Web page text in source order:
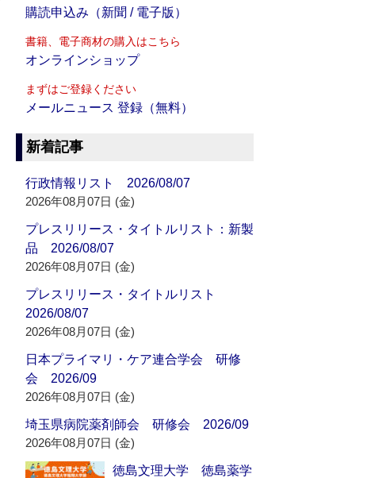
購読申込み（新聞 / 電子版）
書籍、電子商材の購入はこちら
オンラインショップ
まずはご登録ください
メールニュース 登録（無料）
新着記事
行政情報リスト 2026/08/07
2026年08月07日 (金)
プレスリリース・タイトルリスト：新製
品 2026/08/07
2026年08月07日 (金)
プレスリリース・タイトルリスト
2026/08/07
2026年08月07日 (金)
日本プライマリ・ケア連合学会 研修
会 2026/09
2026年08月07日 (金)
埼玉県病院薬剤師会 研修会 2026/09
2026年08月07日 (金)
徳島文理大学 徳島薬学